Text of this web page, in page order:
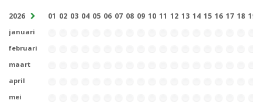
2026 01 02 03 04 05 06 07 08 09 10 11 12 13 14 15 16 17 18 19
januari
februari
maart
april
mei